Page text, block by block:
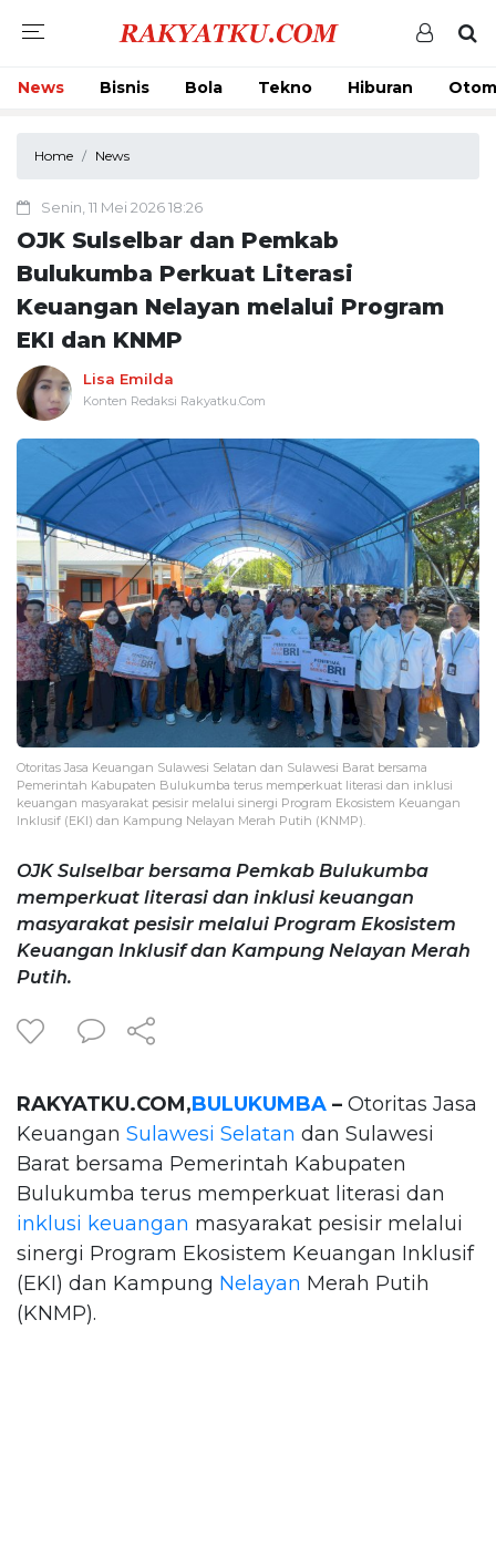
News Bisnis Bola Tekno Hiburan
Home News
Senin, 11 Mei 2026 18:26
OJK Sulselbar dan Pemkab
Bulukumba Perkuat Literasi
Keuangan Nelayan melalui Program
EKI dan KNMP
Lisa Emilda
Konten Redaksi Rakyatku.Com
Otoritas Jasa Keuangan Sulawesi Selatan dan Sulawesi Barat bersama
Pemerintah Kabupaten Bulukumba terus memperkuat literasi dan inklusi
keuangan masyarakat pesisir melalui sinergi Program Ekosistem Keuangan
Inklusif (EKI) dan Kampung Nelayan Merah Putih (KNMP).
OJK Sulselbar bersama Pemkab Bulukumba
memperkuat literasi dan inklusi keuangan
masyarakat pesisir melalui Program Ekosistem
Keuangan Inklusif dan Kampung Nelayan Merah
Putih.
RAKYATKU.COM,BULUKUMBA – Otoritas Jasa
Keuangan Sulawesi Selatan dan Sulawesi
Barat bersama Pemerintah Kabupaten
Bulukumba terus memperkuat literasi dan
inklusi keuangan masyarakat pesisir melalui
sinergi Program Ekosistem Keuangan Inklusif
(EKI) dan Kampung Nelayan Merah Putih
(KNMP).